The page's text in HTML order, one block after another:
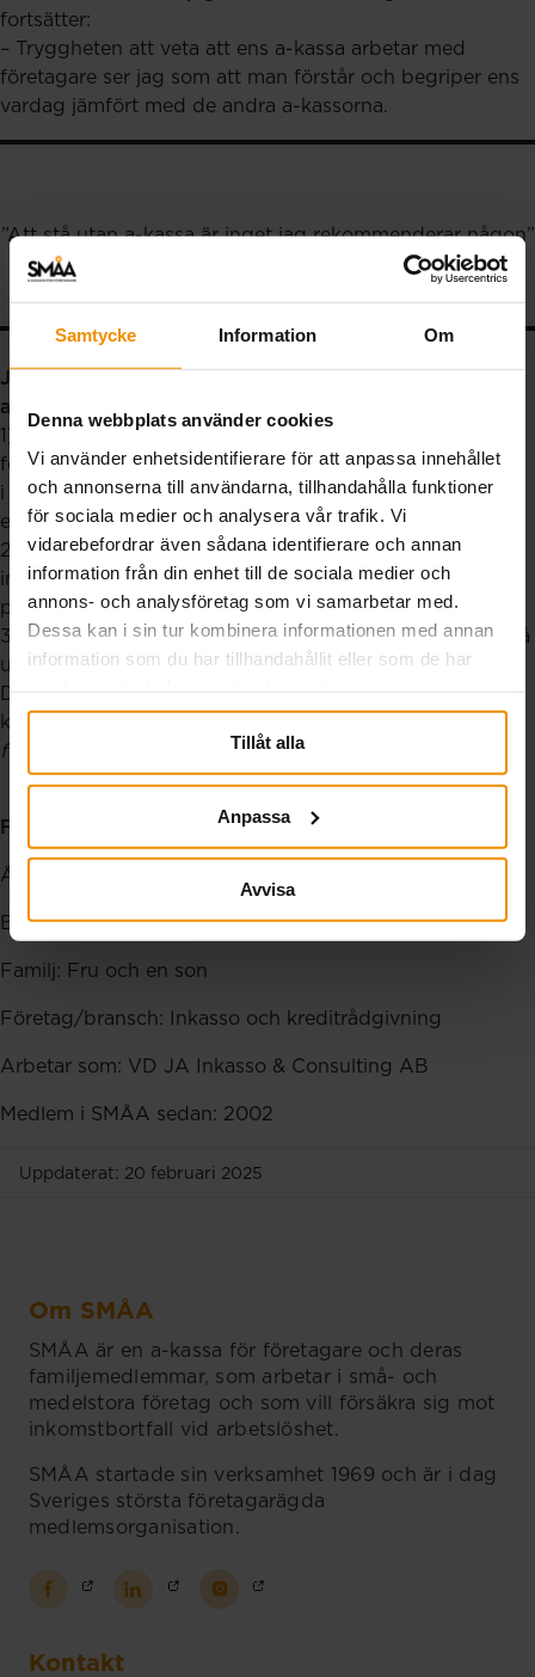
Samtycke Information Om
Denna webbplats använder cookies
Vi använder enhetsidentifierare för att anpassa innehållet
och annonserna till användarna, tillhandahålla funktioner
för sociala medier och analysera vår trafik. Vi
vidarebefordrar även sådana identifierare och annan
information från din enhet till de sociala medier och
annons- och analysföretag som vi samarbetar med.
Dessa kan i sin tur kombinera informationen med annan
information som du har tillhandahållit eller som de har
Tillåt alla
Anpassa
Avvisa
fortsätter:
– Tryggheten att veta att ens a-kassa arbetar med
företagare ser jag som att man förstår och begriper ens
vardag jämfört med de andra a-kassorna.
”Att stå utan a-kassa är inget jag rekommenderar någon”
Jörgens argument varför en företagare ska gå med i
a-kassan
1)
Allt kan hända i ens liv.
förändras som gör att man kanske måste byta inriktning
i sitt liv och i en sådan övergång är a-kassan en
ekonomisk trygghet.
2)
Av familjeskäl. Skulle något hända som gör att man
inte kan jobba utsätter man familjen för en ekonomisk
prövning som hade kunnat undvikas.
3) SMÅAs stilleståndsersättning som gör att man kan gå
utan uppdrag/jobb en tid men ändå behålla företaget.
Det var nog många företagare som under covidtiden
kunde använda sin a-kassa och samtidigt
företag.
FAKTA Jörgen Arvebäck
Ålder: 52 år
Bor: Centrala Gävle
Familj: Fru och en son
Företag/bransch: Inkasso och kreditrådgivning
Arbetar som: VD JA Inkasso & Consulting AB
Medlem i SMÅA sedan: 2002
Uppdaterat: 20 februari 2025
Om SMÅA
SMÅA är en a-kassa för företagare och deras
familjemedlemmar, som arbetar i små- och
medelstora företag och som vill försäkra sig mot
inkomstbortfall vid arbetslöshet.
SMÅA startade sin verksamhet 1969 och är i dag
Sveriges största företagarägda
medlemsorganisation.
Kontakt